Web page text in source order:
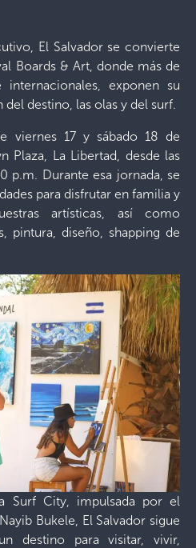
El Salvador se convierte
Boards & Art, donde más de
exponen su
destino, las olas y del surf.
viernes 17 y sábado 18 de
Plaza, La Libertad, desde las
p.m. Durante esa jornada, se
para disfrutar en familia y
artísticas, así como
pintura, diseño, shapping de
Surf City, impulsada por el
Bukele, El Salvador sigue
destino para visitar, vivir,